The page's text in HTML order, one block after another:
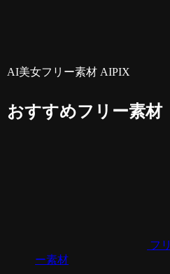
AI美女フリー素材 AIPIX
おすすめフリー素材
フリ
ー素材